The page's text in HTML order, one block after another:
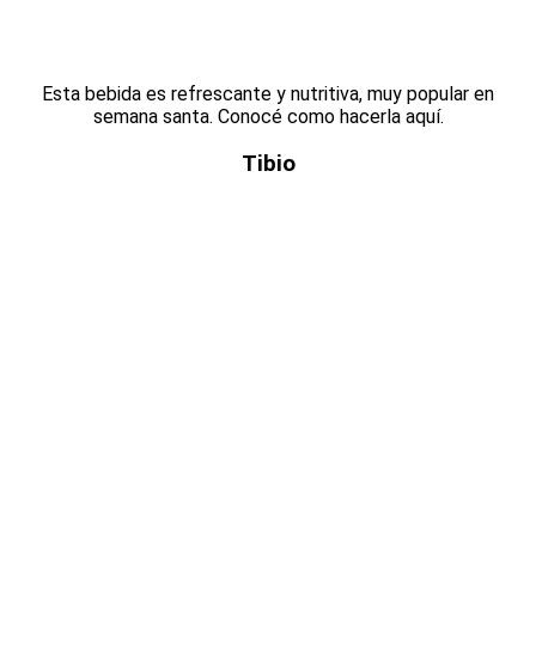
Esta bebida es refrescante y nutritiva, muy popular en
semana santa. Conocé como hacerla aquí.
Tibio